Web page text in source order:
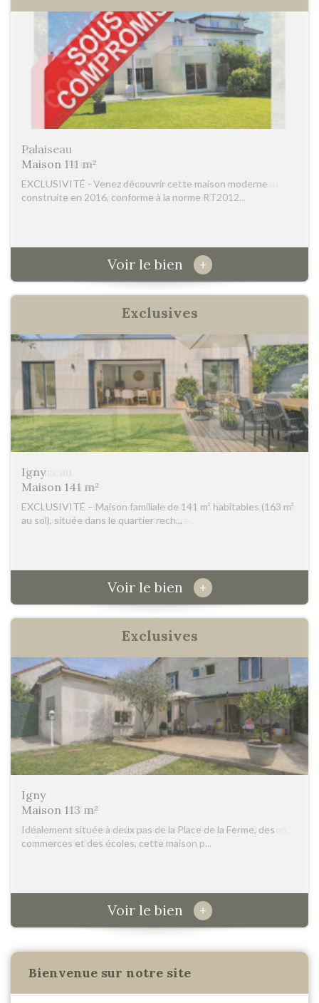
Igny
Maison 74 m²
EXCLUSIVITÉ – Maison individuelle avec sous-sol total au
cœur du quartier recherché de Gommonvill...
Voir le bien +
exclusives
Palaiseau
Maison 134 m²
EXCLUSIVITÉ - L'Agence de la Ferme et du Golf vous propose
de découvrir en exclusivité cette agré...
Voir le bien +
exclusives
Igny
Maison 103 m²
Situé à proximité immédiate du Golf de Verrières-le-Buisson,
ce pavillon de 1970 d’environ 103 m²...
Voir le bien +
Bienvenue sur notre site